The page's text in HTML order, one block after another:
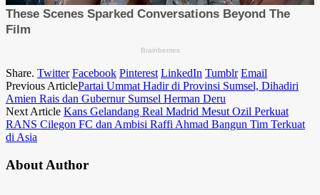
Share. Twitter Facebook Pinterest LinkedIn Tumblr Email
Previous ArticlePartai Ummat Hadir di Provinsi Sumsel, Dihadiri
Amien Rais dan Gubernur Sumsel Herman Deru
Next Article Kans Gelandang Real Madrid Mesut Ozil Perkuat
RANS Cilegon FC dan Ambisi Raffi Ahmad Bangun Tim Terkuat
di Asia
About Author